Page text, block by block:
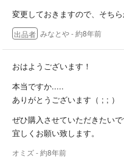
■重量：約１.３㎏
■付属品：ACアダプタ、電源コー
変更しておきますので、そち
出品者 みなとや- 約8年前
おはようございます！
本当ですか.....
ありがとうございます（ ; ; ）
ぜひ購入させていただきたいで
宜しくお願い致します。
オミズ- 約8年前